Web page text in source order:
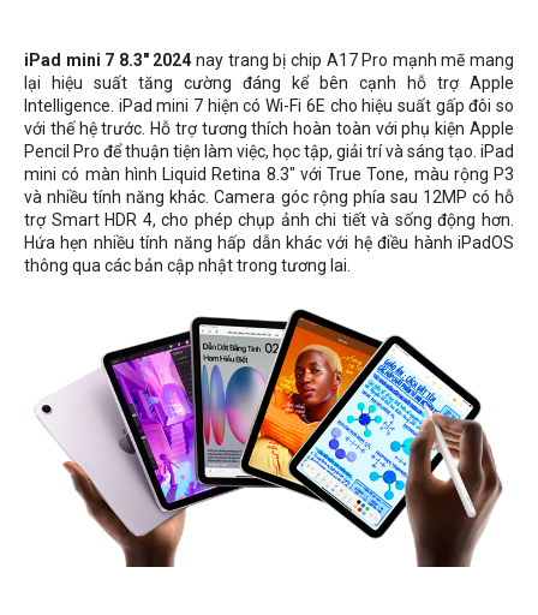
iPad mini 7 8.3" 2024 nay trang bị chip A17 Pro mạnh mẽ mang
lại hiệu suất tăng cường đáng kể bên cạnh hỗ trợ Apple
Intelligence. iPad mini 7 hiện có Wi-Fi 6E cho hiệu suất gấp đôi so
với thế hệ trước. Hỗ trợ tương thích hoàn toàn với phụ kiện Apple
Pencil Pro để thuận tiện làm việc, học tập, giải trí và sáng tạo. iPad
mini có màn hình Liquid Retina 8.3" với True Tone, màu rộng P3
và nhiều tính năng khác. Camera góc rộng phía sau 12MP có hỗ
trợ Smart HDR 4, cho phép chụp ảnh chi tiết và sống động hơn.
Hứa hẹn nhiều tính năng hấp dẫn khác với hệ điều hành iPadOS
thông qua các bản cập nhật trong tương lai.